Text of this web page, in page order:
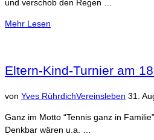
und verschob den Regen …
Mehr über
Eltern-
Turnier
Lesen
Eltern-Kind-Turnier am
von Yves RührdichVereinsleben 31.
Ganz im Motto “Tennis ganz in
Denkbar wären u.a. …